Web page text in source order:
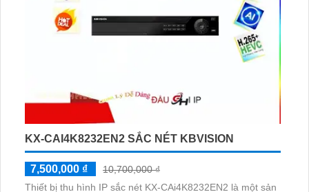
KX-CAI4K8232EN2 SẮC NÉT KBVISION
7,500,000 ₫
10,700,000 ₫
Thiết bị thu hình IP sắc nét KX-CAi4K8232EN2 là một sản